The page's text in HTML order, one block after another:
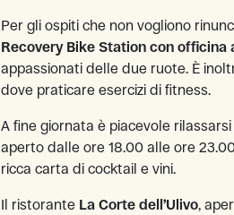
Per gli ospiti che non vogliono
Recovery Bike Station con officina
appassionati delle due ruote. È
dove praticare esercizi di fitness.
A fine giornata è piacevole
aperto dalle ore 18.00 alle ore
ricca carta di cocktail e vini.
Il ristorante La Corte dell’Ulivo,